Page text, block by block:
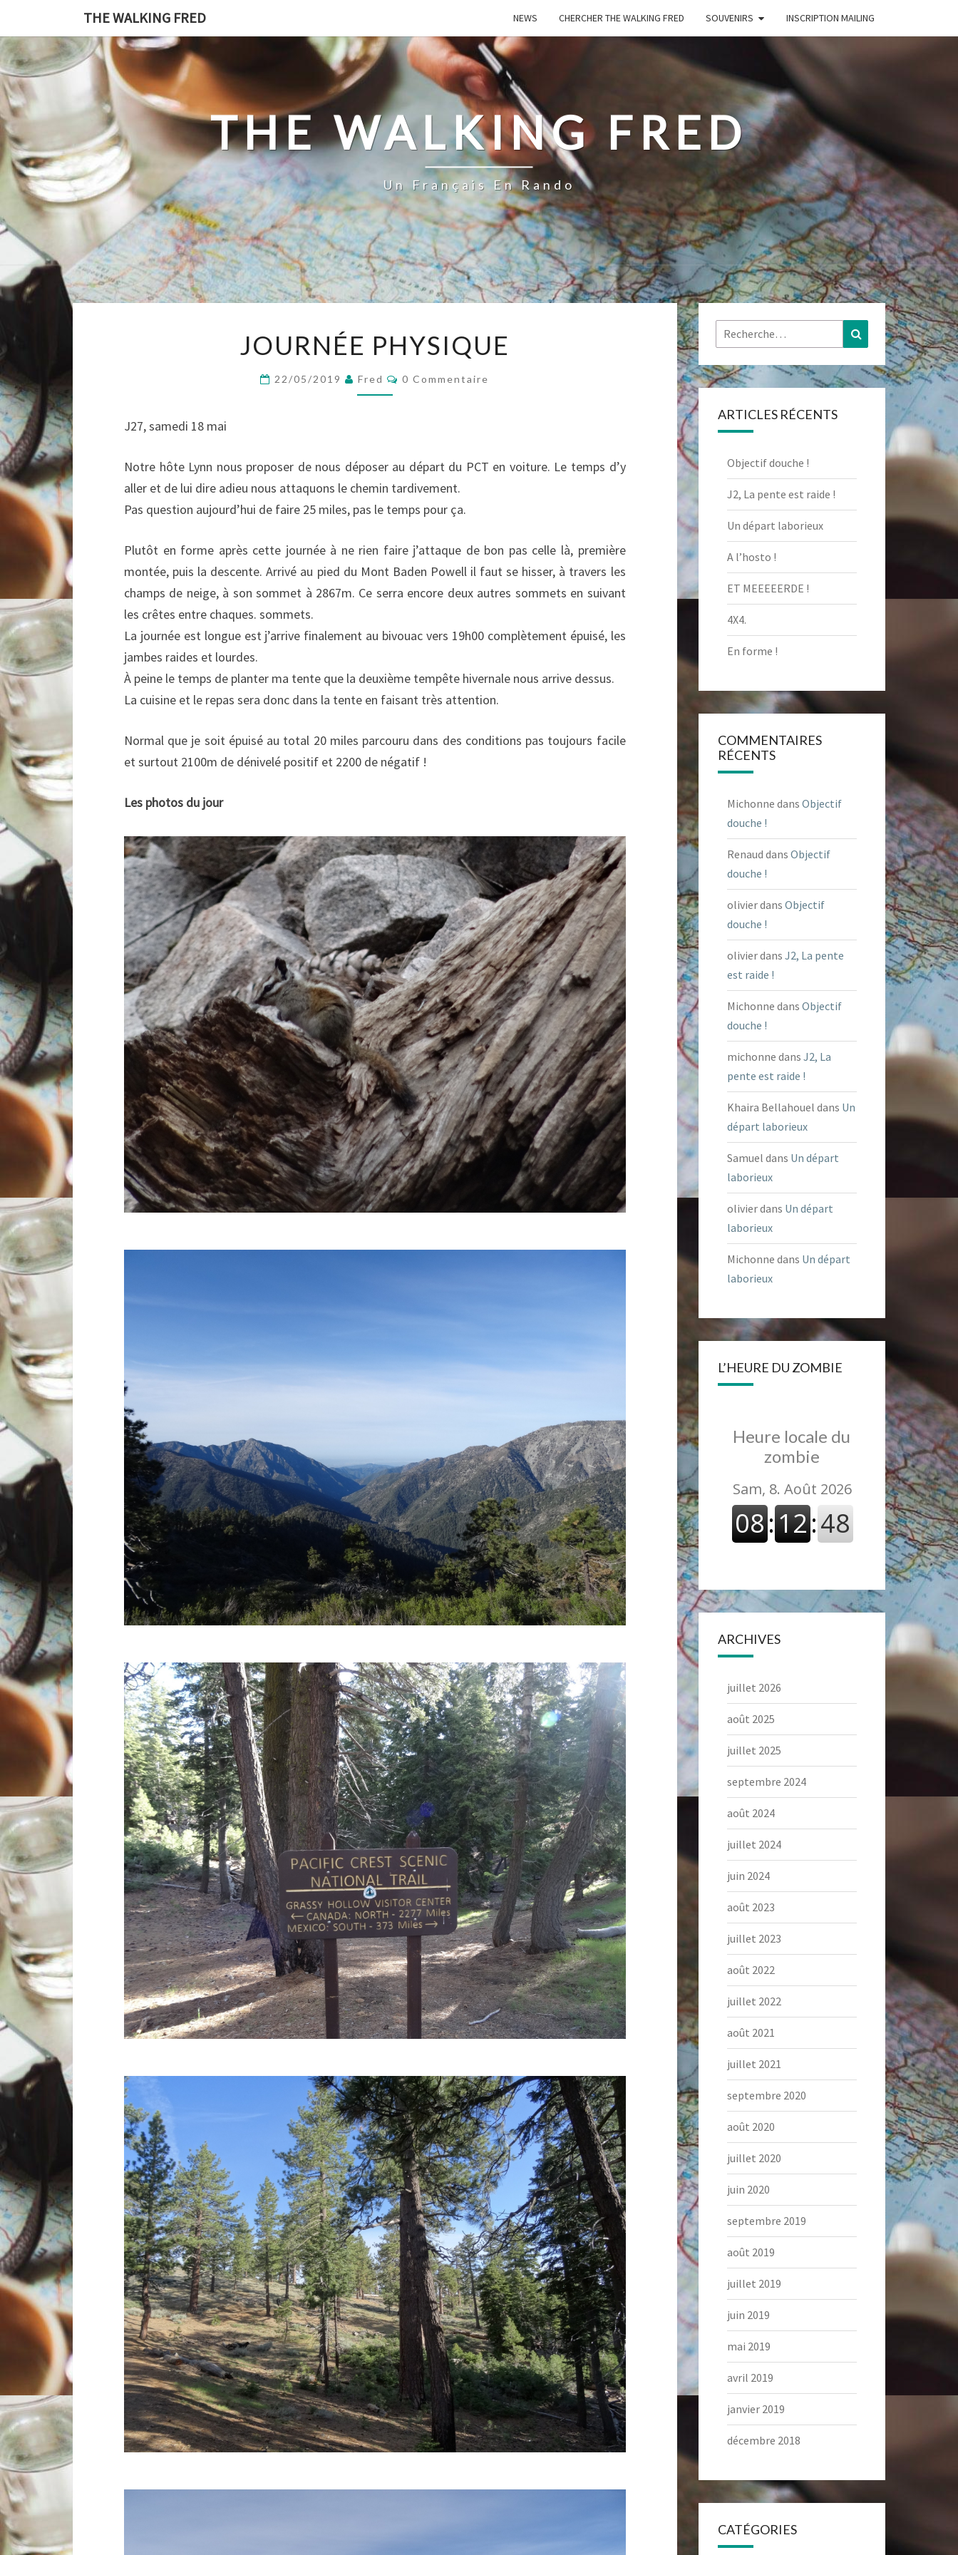
content
THE WALKING FRED NEWS CHERCHER THE WALKING FRED SOUVENIRS INSCRIPTION MAILING
THE WALKING FRED
Un Français En Rando
PHYSIQUE
JOURNÉE PHYSIQUE
22/05/2019 Fred Commentaires
0 Commentaire
J27, samedi 18 mai
Notre hôte Lynn nous proposer de nous déposer au départ du PCT en voiture. Le temps d’y
aller et de lui dire adieu nous attaquons le chemin tardivement.
Pas question aujourd’hui de faire 25 miles, pas le temps pour ça.
Plutôt en forme après cette journée à ne rien faire j’attaque de bon pas celle là, première
montée, puis la descente. Arrivé au pied du Mont Baden Powell il faut se hisser, à travers les
champs de neige, à son sommet à 2867m. Ce serra encore deux autres sommets en suivant
les crêtes entre chaques. sommets.
La journée est longue est j’arrive finalement au bivouac vers 19h00 complètement épuisé, les
jambes raides et lourdes.
À peine le temps de planter ma tente que la deuxième tempête hivernale nous arrive dessus.
La cuisine et le repas sera donc dans la tente en faisant très attention.
Normal que je soit épuisé au total 20 miles parcouru dans des conditions pas toujours facile
et surtout 2100m de dénivelé positif et 2200 de négatif !
Les photos du jour
Rechercher : Recherche
ARTICLES RÉCENTS
Objectif douche !
J2, La pente est raide !
Un départ laborieux
A l’hosto !
ET MEEEEERDE !
4X4.
En forme !
COMMENTAIRES
RÉCENTS
Michonne dans Objectif
douche !
Renaud dans Objectif
douche !
olivierdans Objectif
douche !
olivierdans J2, La pente
est raide !
Michonne dans Objectif
douche !
michonne dans J2, La
pente est raide !
Khaira Bellahouel dans Un
départ laborieux
Samuel dans Un départ
laborieux
olivierdans Un départ
laborieux
Michonne dans Un départ
laborieux
L’HEURE DU ZOMBIE
Heure locale du
zombie
ARCHIVES
juillet 2026
août 2025
juillet 2025
septembre 2024
août 2024
juillet 2024
juin 2024
août 2023
juillet 2023
août 2022
juillet 2022
août 2021
juillet 2021
septembre 2020
août 2020
juillet 2020
juin 2020
septembre 2019
août 2019
juillet 2019
juin 2019
mai 2019
avril 2019
janvier 2019
décembre 2018
CATÉGORIES